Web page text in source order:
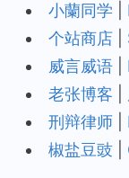
小蘭同学
个站商店
威言威语
老张博客
刑辩律师
椒盐豆豉